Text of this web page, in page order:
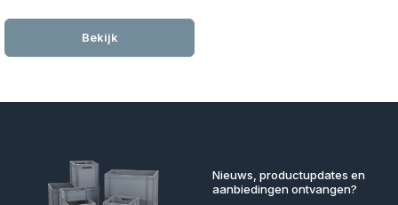
Bekijk
Nieuws, productupdates en
aanbiedingen ontvangen?